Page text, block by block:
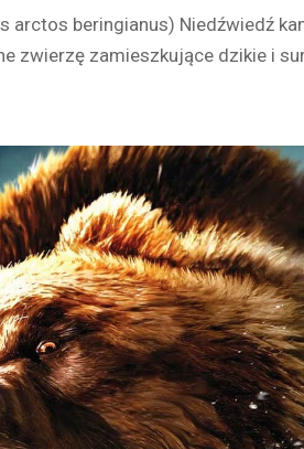
arctos beringianus) Niedźwiedź
zwierzę zamieszkujące dzikie i